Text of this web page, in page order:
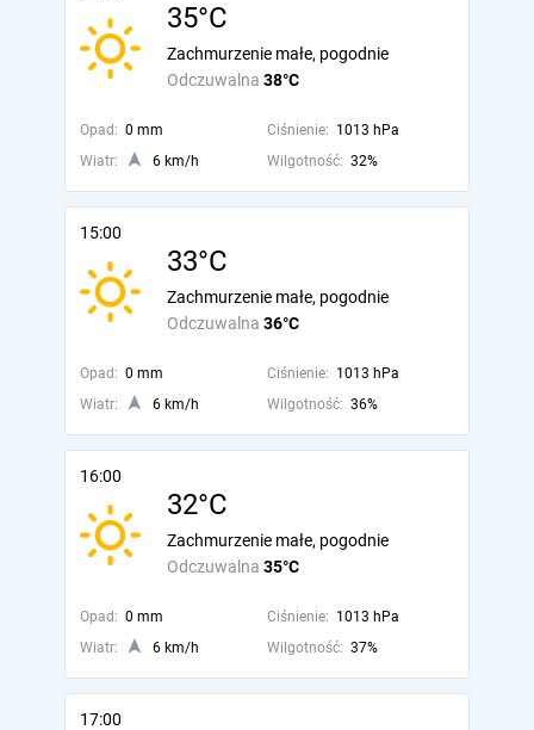
35°C
Odczuwalna 38°C
Zachmurzenie małe, pogodnie
Opad: 0 mm Ciśnienie: 1013 hPa
Wiatr:
6 km/h Wilgotność: 32%
15:00
33°C
Odczuwalna 36°C
Zachmurzenie małe, pogodnie
Opad: 0 mm Ciśnienie: 1013 hPa
Wiatr:
6 km/h Wilgotność: 36%
16:00
32°C
Odczuwalna 35°C
Zachmurzenie małe, pogodnie
Opad: 0 mm Ciśnienie: 1013 hPa
Wiatr:
6 km/h Wilgotność: 37%
17:00